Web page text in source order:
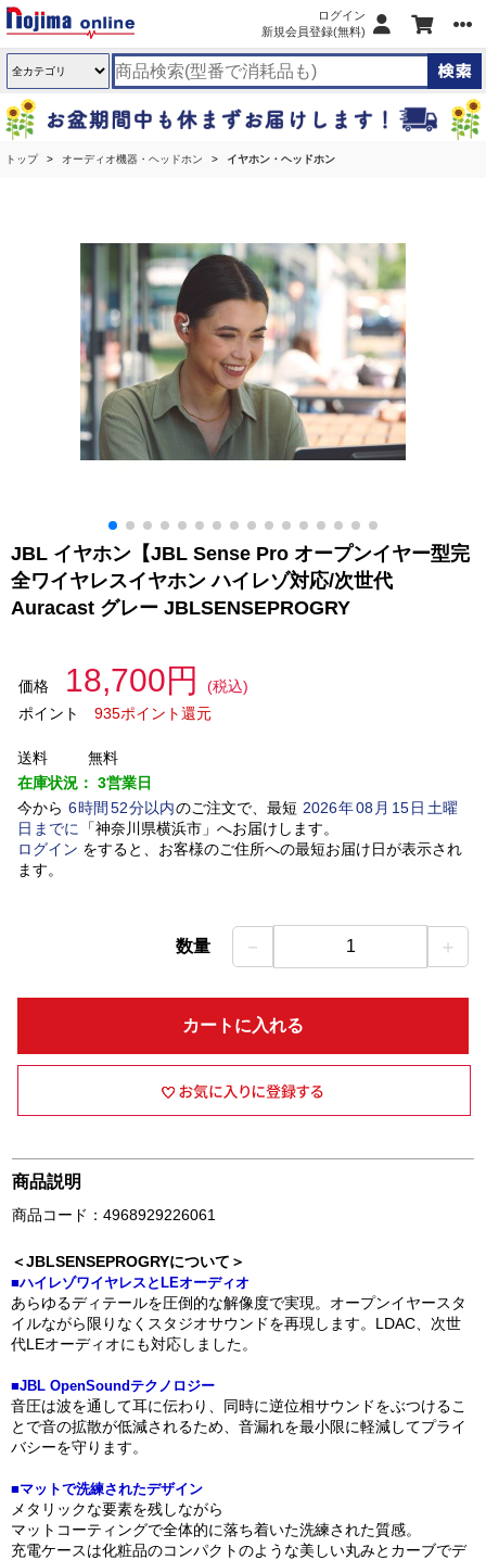
ログイン
新規会員登録(無料)
トップ オーディオ機器・ヘッドホン イヤホン・ヘッドホン
JBL イヤホン【JBL Sense Pro オープンイヤー型完
全ワイヤレスイヤホン ハイレゾ対応/次世代
Auracast グレー JBLSENSEPROGRY
価格 18,700円
(税込)
ポイント
935ポイント還元
送料
無料
在庫状況： 3営業日
今から 6時間 52分以内のご注文で、最短 2026年08 月 15日土曜
日 までに 「神奈川県横浜市」 へお届けします。
ログイン をすると、お客様のご住所への最短お届け日が表示され
ます。
数量 － 1 ＋
カートに入れる
商品説明
商品コード：4968929226061
＜JBLSENSEPROGRYについて＞
■ハイレゾワイヤレスとLEオーディオ
あらゆるディテールを圧倒的な解像度で実現。オープンイヤースタ
イルながら限りなくスタジオサウンドを再現します。LDAC、次世
代LEオーディオにも対応しました。
■JBL OpenSoundテクノロジー
音圧は波を通して耳に伝わり、同時に逆位相サウンドをぶつけるこ
とで音の拡散が低減されるため、音漏れを最小限に軽減してプライ
バシーを守ります。
■マットで洗練されたデザイン
メタリックな要素を残しながら
マットコーティングで全体的に落ち着いた洗練された質感。
充電ケースは化粧品のコンパクトのような美しい丸みとカーブでデ